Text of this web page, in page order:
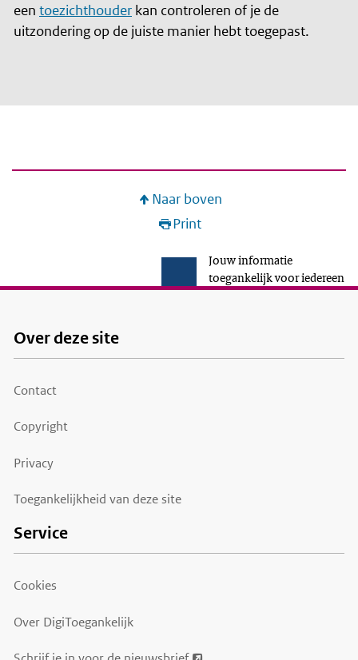
een toezichthouder kan controleren of je de
uitzondering op de juiste manier hebt toegepast.
Naar boven
Print
Jouw informatie
toegankelijk voor iedereen
Footer
Over deze site
Contact
Copyright
Privacy
Toegankelijkheid van deze site
Service
Cookies
Over DigiToegankelijk